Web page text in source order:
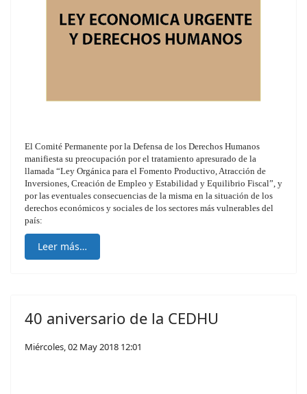
El Comité Permanente por la Defensa de los Derechos Humanos
manifiesta su preocupación por el tratamiento apresurado de la
llamada “Ley Orgánica para el Fomento Productivo, Atracción de
Inversiones, Creación de Empleo y Estabilidad y Equilibrio Fiscal”, y
por las eventuales consecuencias de la misma en la situación de los
derechos económicos y sociales de los sectores más vulnerables del
país:
Leer más…
40 aniversario de la CEDHU
Miércoles, 02 May 2018 12:01